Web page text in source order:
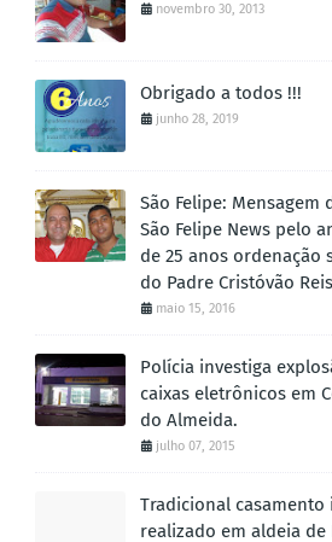
novembro 30, 2013
Obrigado a todos !!!
junho 28, 2019
São Felipe: Mensagem
São Felipe News pelo
de 25 anos ordenação
do Padre Cristóvão
maio 15, 2016
Polícia investiga
caixas eletrônicos em
do Almeida.
julho 07, 2015
Tradicional casamento
realizado em aldeia de